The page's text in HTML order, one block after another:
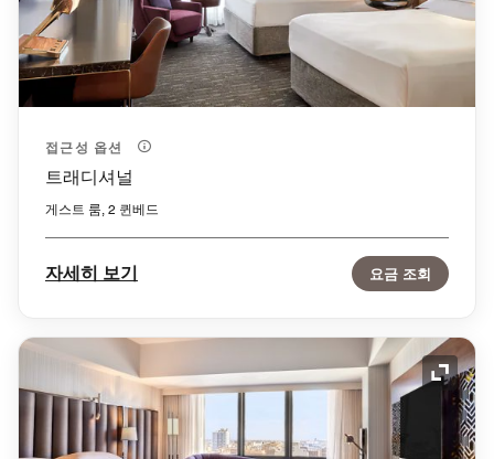
접근성 옵션
트래디셔널
게스트 룸, 2 퀸베드
자세히 보기 요금 조회
확장